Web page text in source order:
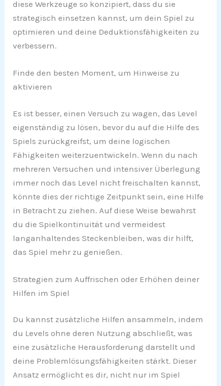
diese Werkzeuge so konzipiert, dass du sie
strategisch einsetzen kannst, um dein Spiel zu
optimieren und deine Deduktionsfähigkeiten zu
verbessern.
Finde den besten Moment, um Hinweise zu
aktivieren
Es ist besser, einen Versuch zu wagen, das Level
eigenständig zu lösen, bevor du auf die Hilfe des
Spiels zurückgreifst, um deine logischen
Fähigkeiten weiterzuentwickeln. Wenn du nach
mehreren Versuchen und intensiver Überlegung
immer noch das Level nicht freischalten kannst,
könnte dies der richtige Zeitpunkt sein, eine Hilfe
in Betracht zu ziehen. Auf diese Weise bewahrst
du die Spielkontinuität und vermeidest
langanhaltendes Steckenbleiben, was dir hilft,
das Spiel mehr zu genießen.
Strategien zum Auffrischen oder Erhöhen deiner
Hilfen im Spiel
Du kannst zusätzliche Hilfen ansammeln, indem
du Levels ohne deren Nutzung abschließt, was
eine zusätzliche Herausforderung darstellt und
deine Problemlösungsfähigkeiten stärkt. Dieser
Ansatz ermöglicht es dir, nicht nur im Spiel